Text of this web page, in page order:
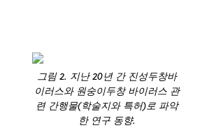
그림 2. 지난 20년 간 진성두창바
이러스와 원숭이두창 바이러스 관
련 간행물(학술지와 특허)로 파악
한 연구 동향.